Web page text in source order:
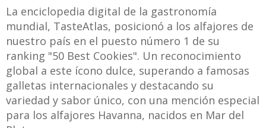
La enciclopedia digital de la gastronomía
mundial, TasteAtlas, posicionó a los alfajores de
nuestro país en el puesto número 1 de su
ranking "50 Best Cookies". Un reconocimiento
global a este ícono dulce, superando a famosas
galletas internacionales y destacando su
variedad y sabor único, con una mención especial
para los alfajores Havanna, nacidos en Mar del